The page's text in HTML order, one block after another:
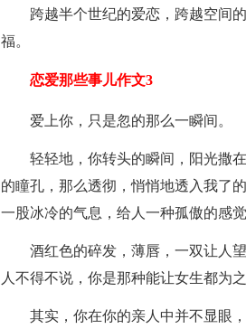
跨越半个世纪的爱恋，跨越空间
福。
恋爱那些事儿作文3
爱上你，只是忽的那么一瞬间。
轻轻地，你转头的瞬间，阳光撒
的瞳孔，那么透彻，悄悄地透入我了
一股冰冷的气息，给人一种孤傲的感觉
酒红色的碎发，薄唇，一双让人
人不得不说，你是那种能让女生都为
其实，你在你的亲人中并不显眼